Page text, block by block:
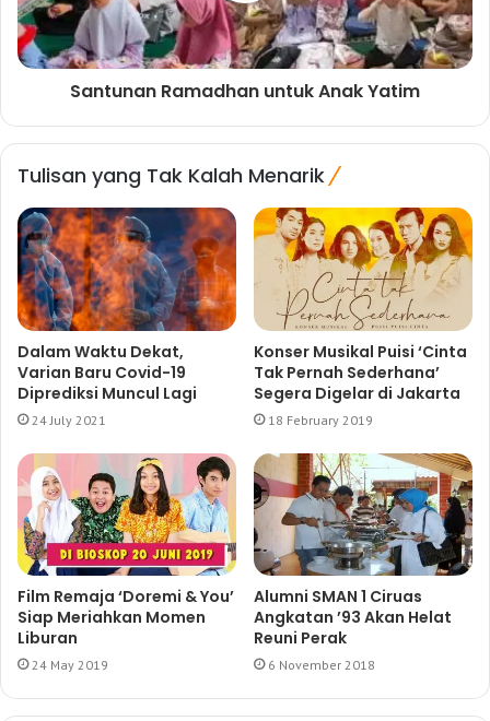
Santunan Ramadhan untuk Anak Yatim
Tulisan yang Tak Kalah Menarik
Dalam Waktu Dekat,
Varian Baru Covid-19
Diprediksi Muncul Lagi
24 July 2021
Konser Musikal Puisi ‘Cinta
Tak Pernah Sederhana’
Segera Digelar di Jakarta
18 February 2019
Film Remaja ‘Doremi & You’
Siap Meriahkan Momen
Liburan
24 May 2019
Alumni SMAN 1 Ciruas
Angkatan ’93 Akan Helat
Reuni Perak
6 November 2018